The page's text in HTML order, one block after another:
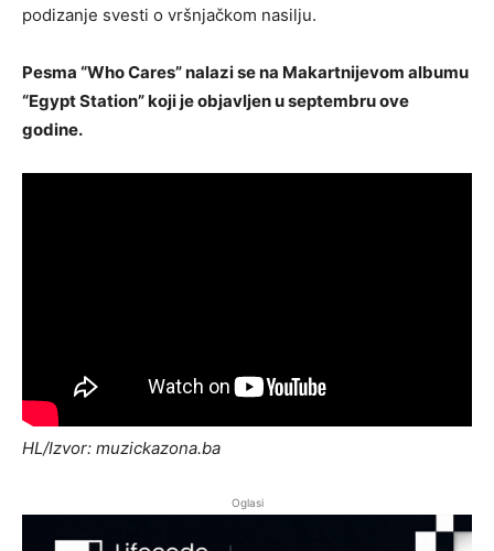
podizanje svesti o vršnjačkom nasilju.
Pesma “Who Cares” nalazi se na Makartnijevom albumu
“Egypt Station” koji je objavljen u septembru ove
godine.
HL/Izvor: muzickazona.ba
Oglasi